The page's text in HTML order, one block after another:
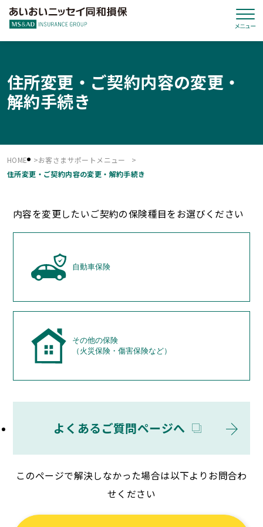
住所変更・ご契約内容の変更・
解約手続き
HOME
お客さまサポートメニュー
住所変更・ご契約内容の変更・解約手続き
内容を変更したいご契約の保険種目をお選びください
自動車保険
その他の保険
（火災保険・傷害保険など）
よくあるご質問ページへ
このページで解決しなかった場合は以下よりお問合わ
せください